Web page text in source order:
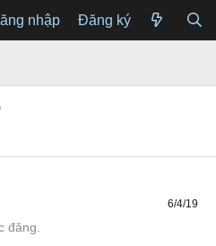
nhập Đăng ký
6/4/19
đăng.